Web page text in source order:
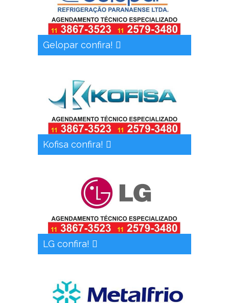
Gelopar confira!
Kofisa confira!
LG confira!